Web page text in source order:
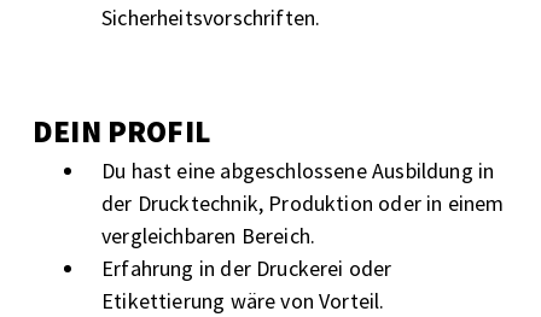
Sicherheitsvorschriften.
DEIN PROFIL
Du hast eine abgeschlossene Ausbildung in
der Drucktechnik, Produktion oder in einem
vergleichbaren Bereich.
Erfahrung in der Druckerei oder
Etikettierung wäre von Vorteil.